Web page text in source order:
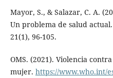
Mayor, S., & Salazar, C. A.
Un problema de salud
21(1), 96-105.
OMS. (2021). Violencia
mujer. https://www.who.int/